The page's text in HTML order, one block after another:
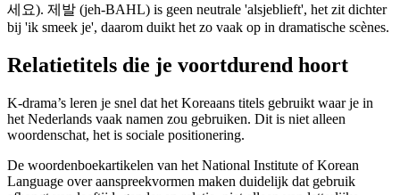
세요). 제발 (jeh-BAHL) is geen neutrale 'alsjeblieft', het zit dichter
bij 'ik smeek je', daarom duikt het zo vaak op in dramatische scènes.
Relatietitels die je voortdurend hoort
K-drama’s leren je snel dat het Koreaans titels gebruikt waar je in
het Nederlands vaak namen zou gebruiken. Dit is niet alleen
woordenschat, het is sociale positionering.
De woordenboekartikelen van het National Institute of Korean
Language over aanspreekvormen maken duidelijk dat gebruik